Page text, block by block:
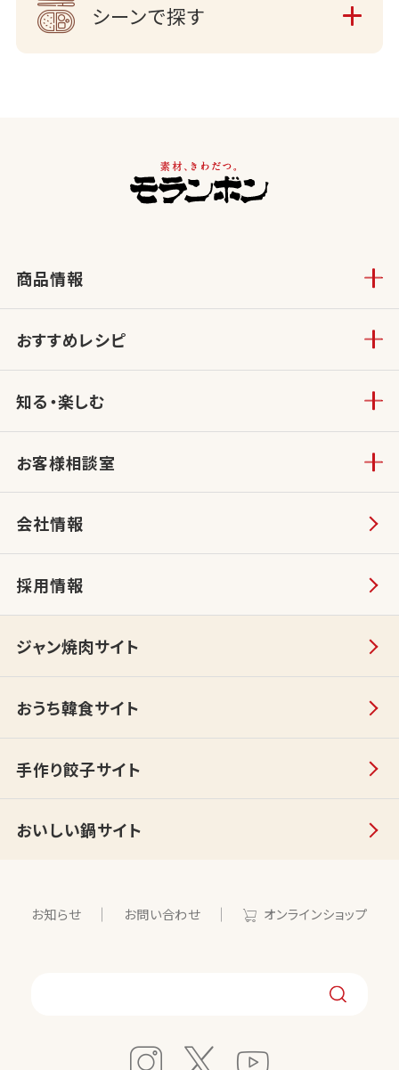
シーンで探す
商品情報
おすすめレシピ
知る・楽しむ
お客様相談室
会社情報
採用情報
ジャン焼肉サイト
おうち韓食サイト
手作り餃子サイト
おいしい鍋サイト
お知らせ お問い合わせ オンラインショップ